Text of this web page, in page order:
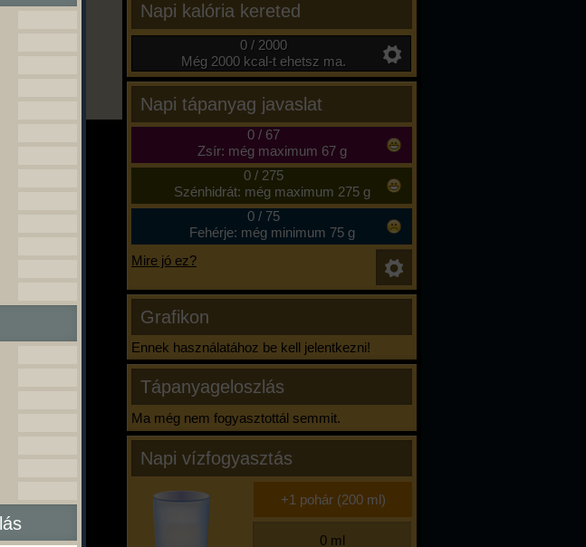
Napi kalória kereted
0 / 2000
Még 2000 kcal-t ehetsz ma.
Napi tápanyag javaslat
0/ 67
Zsír: még maximum 67 g
0/ 275
Szénhidrát: még maximum 275 g
0/ 75
Fehérje: még minimum 75 g
Mire jó ez?
Grafikon
Ennek használatához be kell jelentkezni!
Tápanyageloszlás
Ma még nem fogyasztottál semmit.
Napi vízfogyasztás